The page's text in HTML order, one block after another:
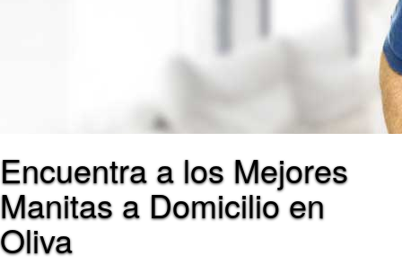
Encuentra a los Mejores
Manitas a Domicilio en
Oliva